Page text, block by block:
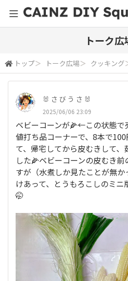
トーク広
トップ＞ トーク広場＞ クッキング
🐰 さ び う さ 🐰
2025/06/06 23:09
ベビーコーンが🌽←この状態で
値打ち品コーナーで、8本で
て、帰宅してから皮むきして、
した🌽ベビーコーンの皮むき
すが（水煮しか見たことが無
けあって、とうもろこしのミ
🤭